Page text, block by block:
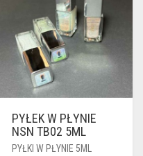
PYŁEK W PŁYNIE
NSN TB02 5ML
PYŁKI W PŁYNIE 5ML